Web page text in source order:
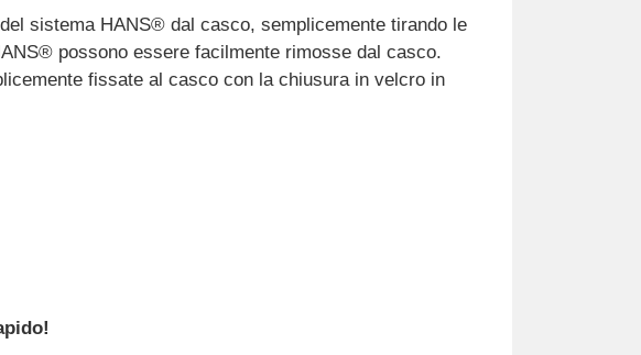
sistema HANS® dal casco, semplicemente tirando le
possono essere facilmente rimosse dal casco.
fissate al casco con la chiusura in velcro in